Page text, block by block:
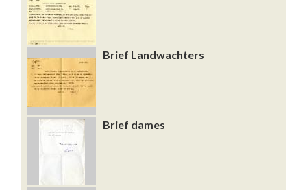
Brief Landwachters
Brief dames